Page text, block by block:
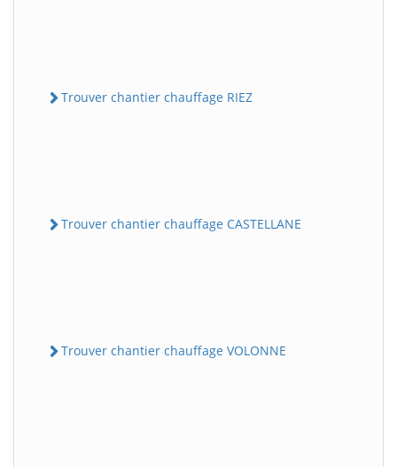
Trouver chantier chauffage RIEZ
Trouver chantier chauffage CASTELLANE
Trouver chantier chauffage VOLONNE